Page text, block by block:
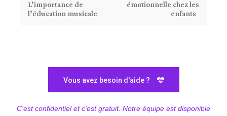
L’importance de
l’éducation musicale
émotionnelle chez les
enfants
Vous avez besoin d'aide ?
C'est confidentiel et c'est gratuit. Notre équipe est disponible